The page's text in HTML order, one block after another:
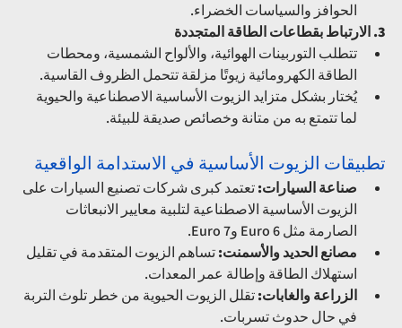
الحوافز والسياسات الخضراء.
3. الارتباط بقطاعات الطاقة المتجددة
تتطلب التوربينات الهوائية، والألواح الشمسية، ومحطات
الطاقة الكهرومائية زيوتًا مزلقة تتحمل الظروف القاسية.
يُختار بشكل متزايد الزيوت الأساسية الاصطناعية والحيوية
لما تتمتع به من متانة وخصائص صديقة للبيئة.
تطبيقات الزيوت الأساسية في الاستدامة الواقعية
صناعة السيارات: تعتمد كبرى شركات تصنيع السيارات على
الزيوت الأساسية الاصطناعية لتلبية معايير الانبعاثات
الصارمة مثل Euro 6 وEuro 7.
مصانع الحديد والأسمنت: تساهم الزيوت المتقدمة في تقليل
استهلاك الطاقة وإطالة عمر المعدات.
الزراعة والغابات: تقلل الزيوت الحيوية من خطر تلوث التربة
في حال حدوث تسربات.